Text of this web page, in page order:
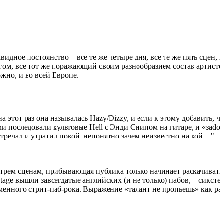
постоянство – все те же четыре дня, все те же пять
все тот же поражающий своим разнообразием состав
и во всей Европе.
раз она называлась Hazy/Dizzy, и если к этому добавить,
последовали культовые Hell c Энди Снипом на гитаре, и
и утратил покой. непонятно зачем неизвестно на кой ...".
сценам, прибывающая публика только начинает
вышли завсегдатые английских (и не только) пабов, –
стрит-паб-рока. Выражение «талант не пропьешь» как